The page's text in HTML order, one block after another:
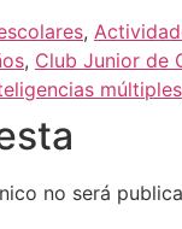
,
, Club Junior de
múltiples
no será